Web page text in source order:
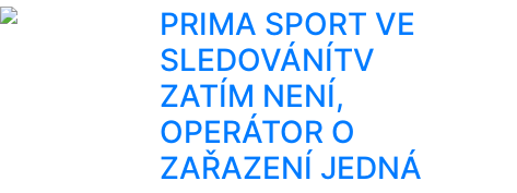
PRIMA SPORT VE
SLEDOVÁNÍTV
ZATÍM NENÍ,
OPERÁTOR O
ZAŘAZENÍ JEDNÁ